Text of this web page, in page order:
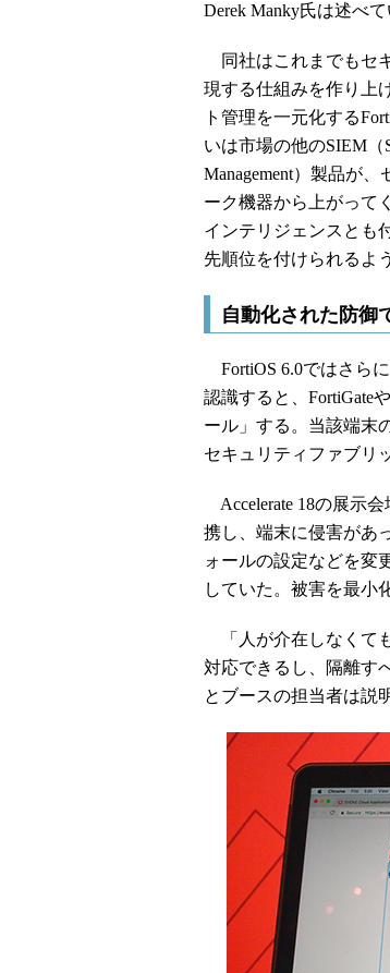
Derek Manky氏は述べて
同社はこれまでもセ
現する仕組みを作り上
ト管理を一元化する
いは市場の他のSIEM（
Management）製品が
ーク機器から上がって
インテリジェンスとも
先順位を付けられるよ
自動化された防御
FortiOS 6.0ではさら
認識すると、FortiGate
ール」する。当該端末
セキュリティファブリ
Accelerate 18の展示
携し、端末に侵害があ
ォールの設定などを変
していた。被害を最小
「人が介在しなくて
対応できるし、隔離す
とブースの担当者は説